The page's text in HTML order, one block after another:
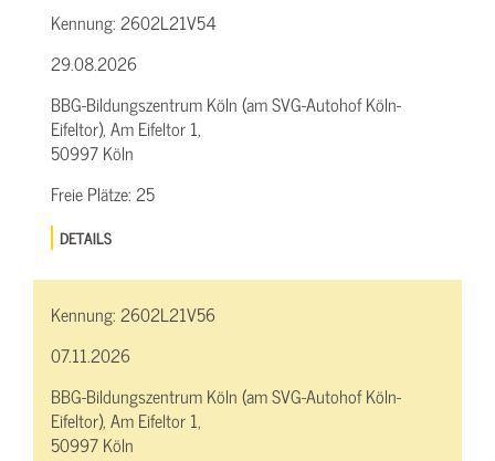
Kennung:2602L21V54
29.08.2026
BBG-Bildungszentrum Köln (am SVG-Autohof Köln-
Eifeltor), Am Eifeltor 1,
50997 Köln
Freie Plätze:25
DETAILS
Kennung:2602L21V56
07.11.2026
BBG-Bildungszentrum Köln (am SVG-Autohof Köln-
Eifeltor), Am Eifeltor 1,
50997 Köln